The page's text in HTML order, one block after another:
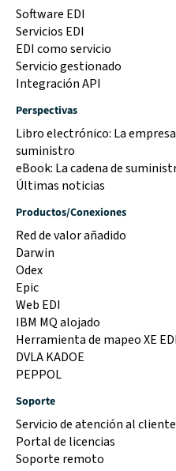
Software EDI
Servicios EDI
EDI como servicio
Servicio gestionado
Integración API
Perspectivas
Libro electrónico: La
suministro
eBook: La cadena de
Últimas noticias
Productos/Conexiones
Red de valor añadido
Darwin
Odex
Epic
Web EDI
IBM MQ alojado
Herramienta de mapeo XE
DVLA KADOE
PEPPOL
Soporte
Servicio de atención al cliente
Portal de licencias
Soporte remoto